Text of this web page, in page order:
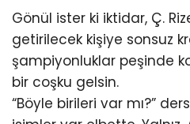
Gönül ister ki iktidar, Ç.
getirilecek kişiye sonsuz
şampiyonluklar peşinde
bir coşku gelsin.
“Böyle birileri var mı?”